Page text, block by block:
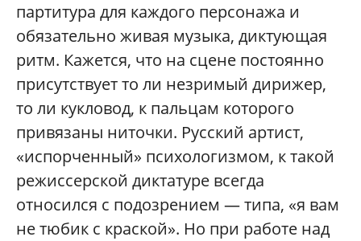
партитура для каждого персонажа и
обязательно живая музыка, диктующая
ритм. Кажется, что на сцене постоянно
присутствует то ли незримый дирижер,
то ли кукловод, к пальцам которого
привязаны ниточки. Русский артист,
«испорченный» психологизмом, к такой
режиссерской диктатуре всегда
относился с подозрением — типа, «я вам
не тюбик с краской». Но при работе над